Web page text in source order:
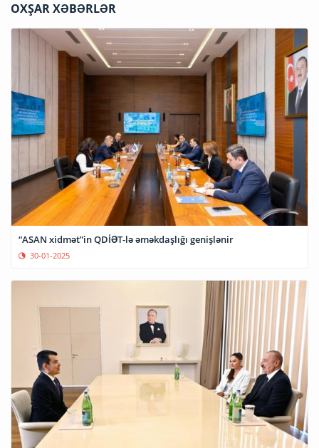
OXŞAR XƏBƏRLƏR
“ASAN xidmət”in QDİƏT-lə əməkdaşlığı genişlənir
30-01-2025